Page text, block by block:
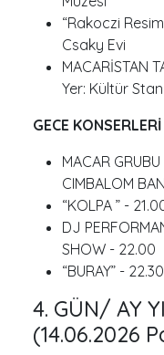
“Rakoczi
Csaky Evi
MACARİSTAN
Yer: Kültür
GECE KONSERLERİ
MACAR
CIMBALOM
“KOLPA ” -
DJ
SHOW - 22.00
“BURAY” - 22.30
4. GÜN/ AY
(14.06.2026